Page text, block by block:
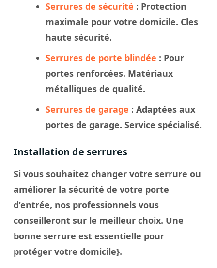
Serrures de sécurité : Protection
maximale pour votre domicile. Cles
haute sécurité.
Serrures de porte blindée : Pour
portes renforcées. Matériaux
métalliques de qualité.
Serrures de garage : Adaptées aux
portes de garage. Service spécialisé.
Installation de serrures
Si vous souhaitez changer votre serrure ou
améliorer la sécurité de votre porte
d’entrée, nos professionnels vous
conseilleront sur le meilleur choix. Une
bonne serrure est essentielle pour
protéger votre domicile}.